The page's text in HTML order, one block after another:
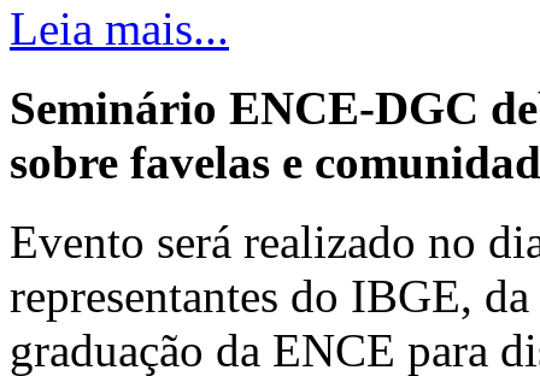
Leia mais...
Seminário ENCE-DGC
sobre favelas e
Evento será realizado no
representantes do IBGE,
graduação da ENCE para